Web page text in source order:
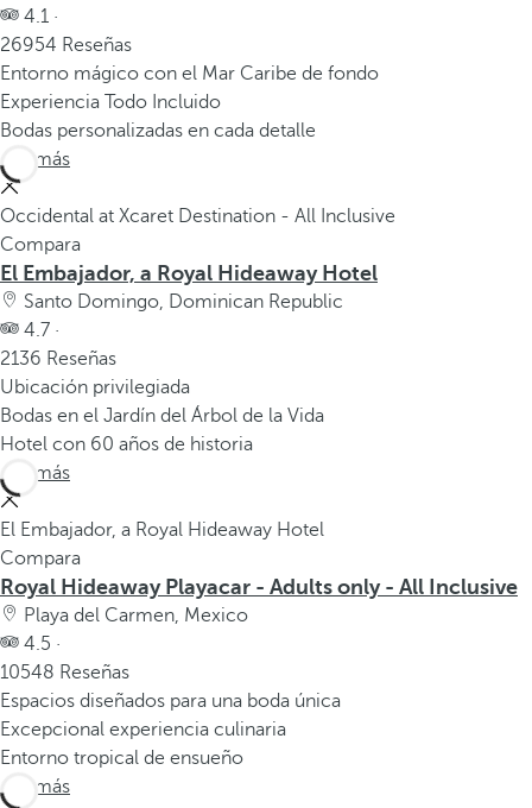
4.1 ·
26954 Reseñas
Entorno mágico con el Mar Caribe de fondo
Experiencia Todo Incluido
Bodas personalizadas en cada detalle
Ver más
Occidental at Xcaret Destination - All Inclusive
Compara
El Embajador, a Royal Hideaway Hotel
Santo Domingo, Dominican Republic
4.7 ·
2136 Reseñas
Ubicación privilegiada
Bodas en el Jardín del Árbol de la Vida
Hotel con 60 años de historia
Ver más
El Embajador, a Royal Hideaway Hotel
Compara
Royal Hideaway Playacar - Adults only - All Inclusive
Playa del Carmen, Mexico
4.5 ·
10548 Reseñas
Espacios diseñados para una boda única
Excepcional experiencia culinaria
Entorno tropical de ensueño
Ver más